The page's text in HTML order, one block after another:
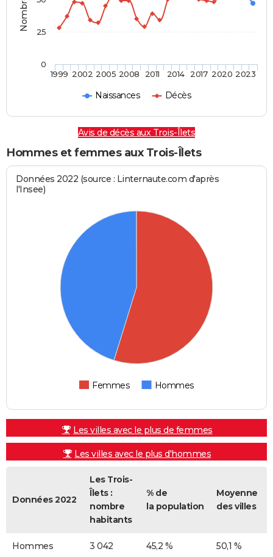
Naissances Décès
1999 2002 2005 2008 2011 2014 2017 2020 2023
0
25
Avis de décès aux Trois-Îlets
Hommes et femmes aux Trois-Îlets
Données 2022 (source : Linternaute.com d'après
l'Insee)
Femmes Hommes
Les villes avec le plus de femmes
Les villes avec le plus d'hommes
Données 2022
Les Trois-
Îlets :
nombre
habitants
% de
la population
Moyenne
des villes
Hommes 3 042 45,2 % 50,1 %